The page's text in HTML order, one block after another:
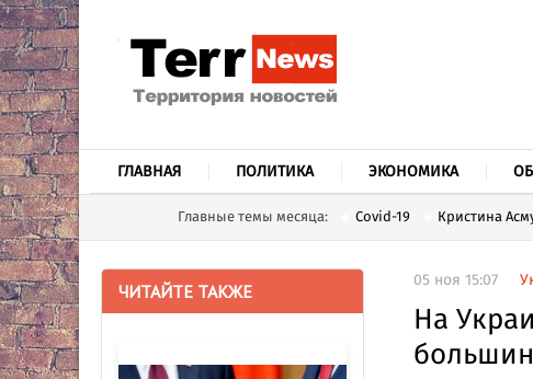
ГЛАВНАЯ ПОЛИТИКА ЭКОНОМИКА
Главные темы месяца: Covid-19 Кристина
ЧИТАЙТЕ ТАКЖЕ 05 ноя 15:07
На